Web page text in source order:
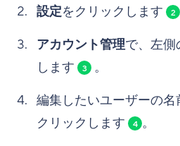
設定をクリックします 2
アカウント管理で、左側
します
3
。
編集したいユーザーの
クリックします
4 。